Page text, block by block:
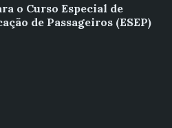
o Curso Especial de
de Passageiros (ESEP)